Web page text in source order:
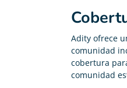
Adity ofrece
comunidad
cobertura
comunidad